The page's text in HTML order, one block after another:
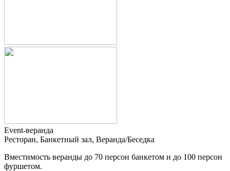
Event-веранда
Ресторан, Банкетный зал, Веранда/Беседка
Вместимость веранды до 70 персон банкетом и до 100 персон
фуршетом.